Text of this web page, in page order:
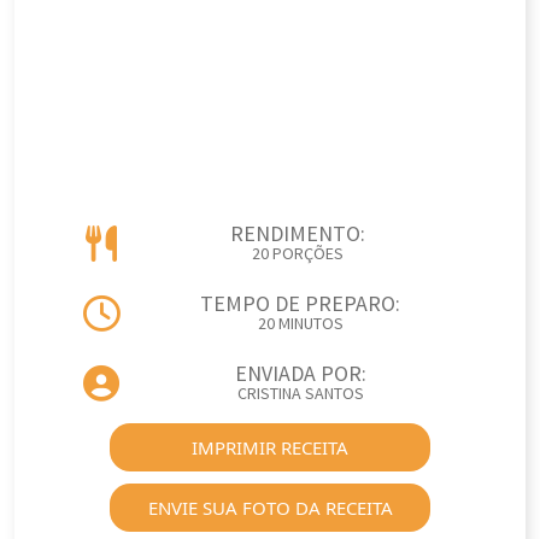
RENDIMENTO:
20 PORÇÕES
TEMPO DE PREPARO:
20 MINUTOS
ENVIADA POR:
CRISTINA SANTOS
IMPRIMIR RECEITA
ENVIE SUA FOTO DA RECEITA